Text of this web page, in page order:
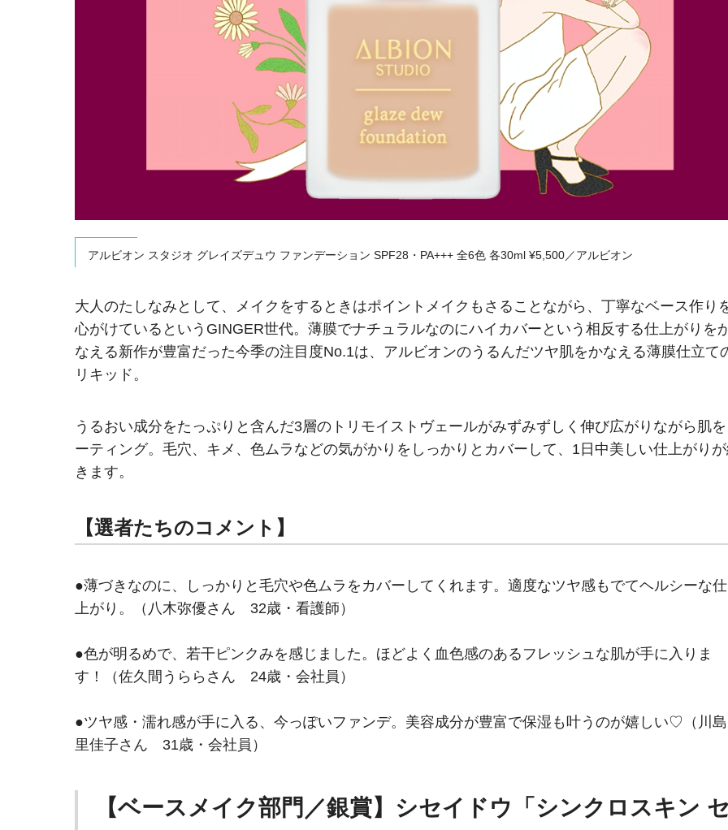
アルビオン スタジオ グレイズデュウ ファンデーション SPF28・PA+++ 全6色 各30ml ¥5,500／アルビオン
大人のたしなみとして、メイクをするときはポイントメイクもさることながら、丁寧なベース作り
心がけているというGINGER世代。薄膜でナチュラルなのにハイカバーという相反する仕上がりを
なえる新作が豊富だった今季の注目度No.1は、アルビオンのうるんだツヤ肌をかなえる薄膜仕立て
リキッド。
うるおい成分をたっぷりと含んだ3層のトリモイストヴェールがみずみずしく伸び広がりながら肌を
ーティング。毛穴、キメ、色ムラなどの気がかりをしっかりとカバーして、1日中美しい仕上がり
きます。
【選者たちのコメント】
●薄づきなのに、しっかりと毛穴や色ムラをカバーしてくれます。適度なツヤ感もでてヘルシーな仕
上がり。（八木弥優さん 32歳・看護師）
●色が明るめで、若干ピンクみを感じました。ほどよく血色感のあるフレッシュな肌が手に入りま
す！（佐久間うららさん 24歳・会社員）
●ツヤ感・濡れ感が手に入る、今っぽいファンデ。美容成分が豊富で保湿も叶うのが嬉しい♡（川島
里佳子さん 31歳・会社員）
【ベースメイク部門／銀賞】シセイドウ「シンクロスキン セ